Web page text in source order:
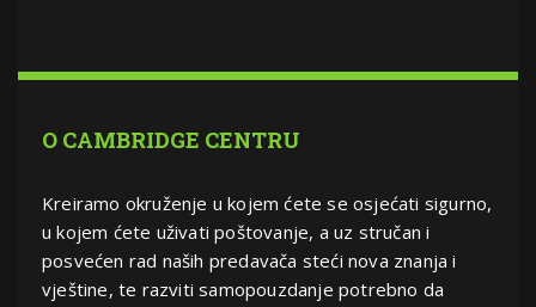
O CAMBRIDGE CENTRU
Kreiramo okruženje u kojem ćete se osjećati sigurno,
u kojem ćete uživati poštovanje, a uz stručan i
posvećen rad naših predavača steći nova znanja i
vještine, te razviti samopouzdanje potrebno da